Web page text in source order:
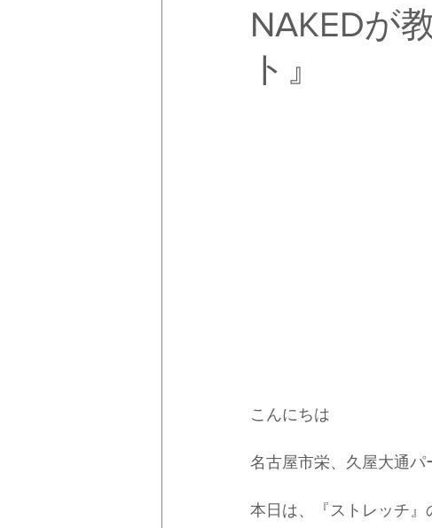
NAKEDが
ト』
こんにちは
名古屋市栄、久屋大通パ
本日は、『ストレッチ』